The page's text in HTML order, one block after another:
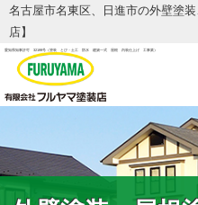
名古屋市名東区、日進市の外壁塗
店】
愛知県知事許可 32199号 （塗装 とび・土工 防水 建築一式 屋根 内装仕上げ 工事業）